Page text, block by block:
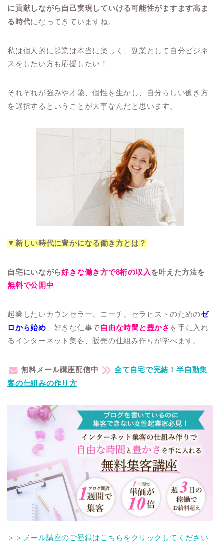
に貢献しながら自己実現していける可能性がますます高ま
る時代になってきていますね。
私は個人的に起業は本当に楽しく、副業として自分ビジネ
スをしたい方も応援したい！
それぞれが強みや才能、個性を生かし、自分らしい働き方
を選択するということが大事なんだと思います。
▼新しい時代に豊かになる働き方とは？
自宅にいながら好きな働き方で8桁の収入を叶えた方法を
無料で公開中
起業したいカウンセラー、コーチ、セラピストのためのゼ
ロから始め 、好きな仕事で自由な時間と豊かさ を手に入れ
るインターネット集客、 販売の仕組み作りが学べます。
無料メール講座配信中
全て自宅で完結！半自動集
客の仕組みの作り方
＞＞メール講座のご登録はこちらをクリックしてください